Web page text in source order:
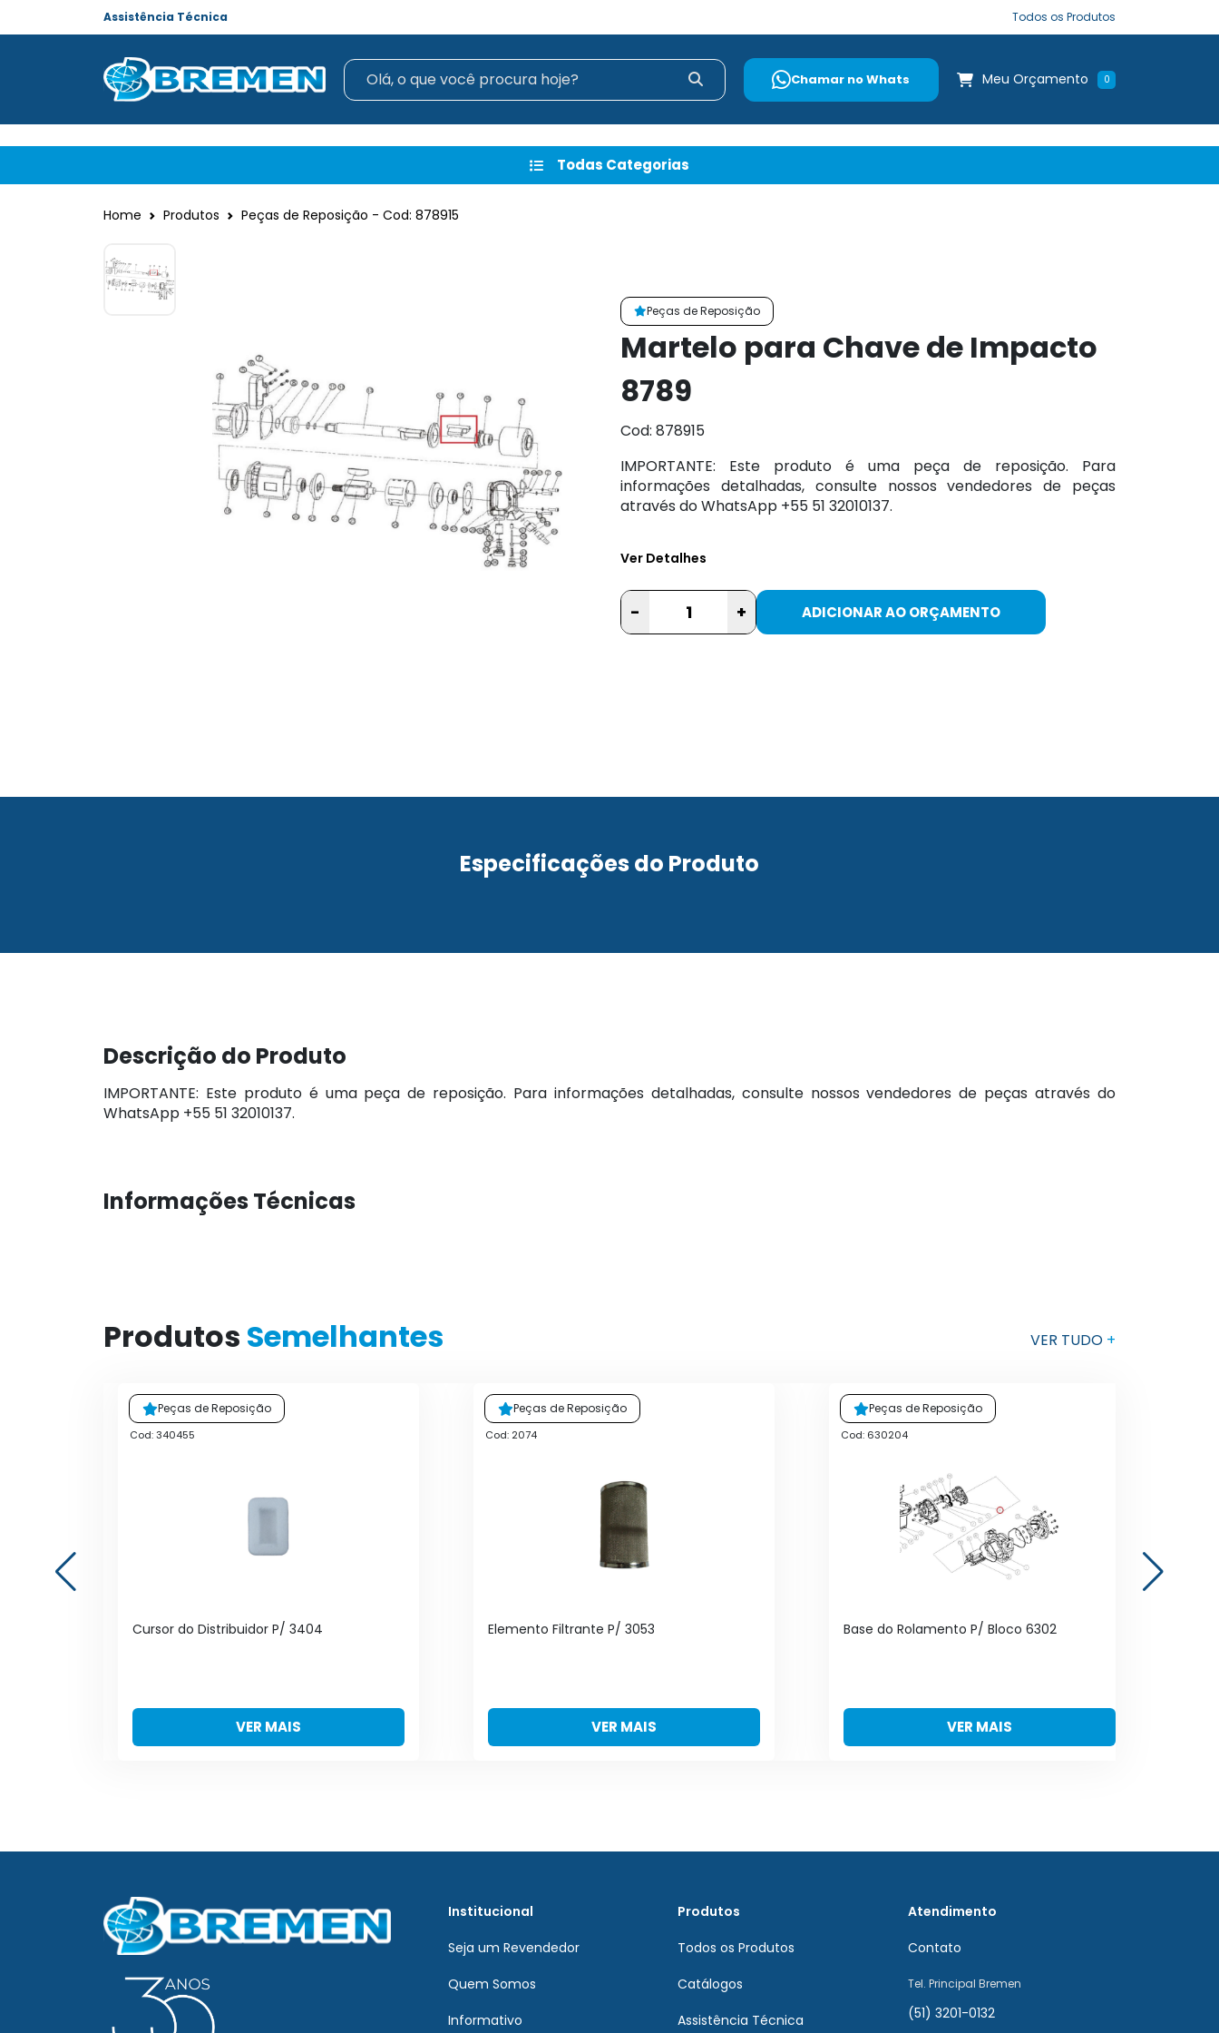
Assistência Técnica Todos os Produtos
Chamar no Whats Meu Orçamento 0
Todas Categorias
Home Produtos Peças de Reposição - Cod: 878915
Peças de Reposição
Martelo para Chave de Impacto
8789
Cod: 878915
IMPORTANTE: Este produto é uma peça de reposição. Para
informações detalhadas, consulte nossos vendedores de peças
através do WhatsApp +55 51 32010137.
Ver Detalhes
- + ADICIONAR AO ORÇAMENTO
Especificações do Produto
Descrição do Produto
IMPORTANTE: Este produto é uma peça de reposição. Para informações detalhadas, consulte nossos vendedores de peças através do
WhatsApp +55 51 32010137.
Informações Técnicas
Produtos Semelhantes VER TUDO +
Peças de Reposição
Cod: 340455
Cursor do Distribuidor P/ 3404
VER MAIS
Peças de Reposição
Cod: 2074
Elemento Filtrante P/ 3053
VER MAIS
Peças de Reposição
Cod: 630204
Base do Rolamento P/ Bloco 6302
VER MAIS
Institucional
Seja um Revendedor
Quem Somos
Informativo
Produtos
Todos os Produtos
Catálogos
Assistência Técnica
Atendimento
Contato
Tel. Principal Bremen
(51) 3201-0132